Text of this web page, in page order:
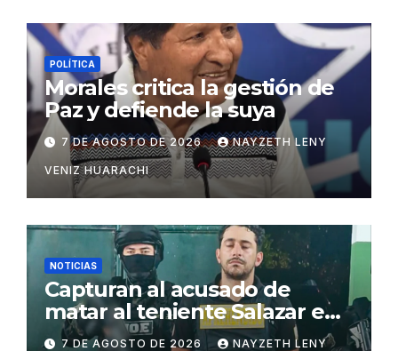
POLÍTICA
Morales critica la gestión de
Paz y defiende la suya
7 DE AGOSTO DE 2026 NAYZETH LENY
VENIZ HUARACHI
NOTICIAS
Capturan al acusado de
matar al teniente Salazar en
San Matías
7 DE AGOSTO DE 2026 NAYZETH LENY